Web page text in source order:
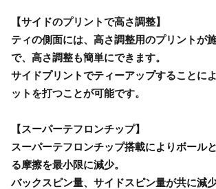
【サイドのプリントで高さ調整】
ティの側面には、高さ調整用のプリントが
で、高さ調整も簡単にできます。
サイドプリントでティーアップすることに
ットを打つことが可能です。
【スーパーテフロンチップ】
スーパーテフロンチップ搭載によりボール
る摩擦を最小限に減少。
バックスピン量、サイドスピン量が共に減